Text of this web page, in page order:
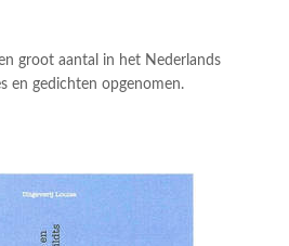
groot aantal in het Nederlands
en gedichten opgenomen.